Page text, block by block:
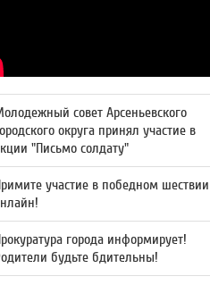
совет Арсеньевского
округа принял участие в
"Письмо солдату"
участие в победном шествии
города информирует!
будьте бдительны!